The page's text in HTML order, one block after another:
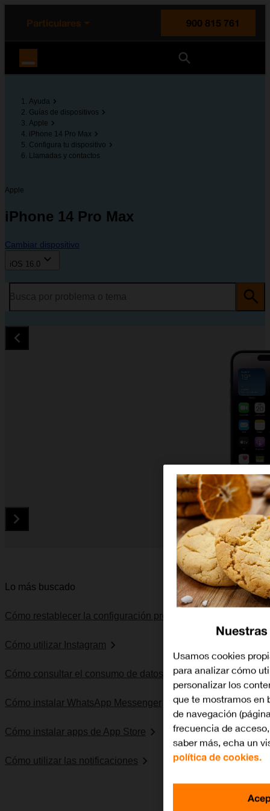
principal
la página
Particulares
900 815 761
Ayuda
Guías de dispositivos
Apple
iPhone 14 Pro Max
Configura tu dispositivo
Llamadas y contactos
Apple
iPhone 14 Pro Max
Cambiar dispositivo
iOS 16.0
Diapositiva 1 de 5. Apple iPhone 14 Pro Max - MidnightBlue -
Lo más buscado
Cómo restablecer la configuración predeterminada
Cómo utilizar Instagram
Cómo consultar el consumo de datos
Cómo instalar WhatsApp Messenger
Cómo instalar apps de App Store
Cómo utilizar las notificaciones
Usamos cookies
para analizar cómo
personalizar los
que te mostramos en
de navegación
frecuencia de
saber más, echa un
política de cookies.